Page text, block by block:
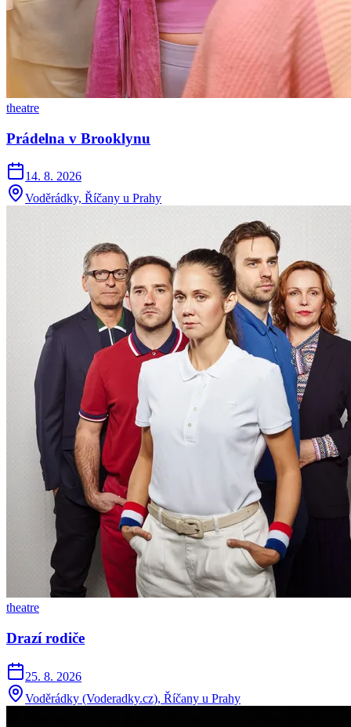
theatre
Prádelna v Brooklynu
14. 8. 2026
Voděrádky, Říčany u Prahy
theatre
Drazí rodiče
25. 8. 2026
Voděrádky (Voderadky.cz), Říčany u Prahy